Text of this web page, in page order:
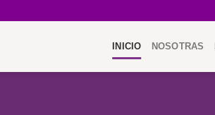
INICIO NOSOTRAS